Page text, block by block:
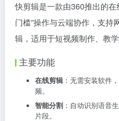
快剪辑是一款由360推出的
门槛”操作与云端协作，支持
辑，适用于短视频制作、教
主要功能
在线剪辑 ：无需安装软件
频。
智能分割 ：自动识别语音
片段。